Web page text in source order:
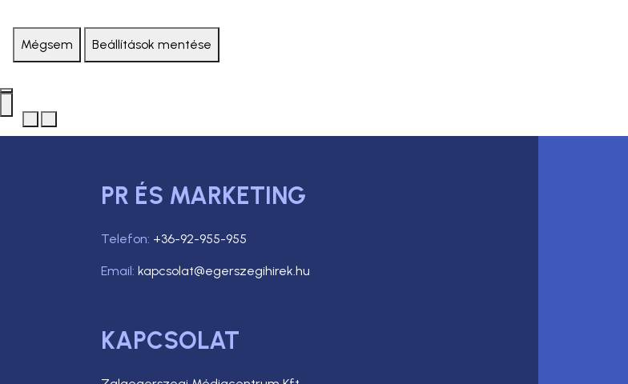
Mégsem Beállítások mentése
PR ÉS MARKETING
Telefon: +36-92-955-955
Email: kapcsolat@egerszegihirek.hu
KAPCSOLAT